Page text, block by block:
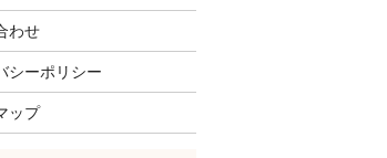
わせ
シーポリシー
ップ